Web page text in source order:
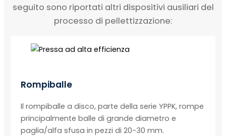
seguito sono riportati altri dispositivi ausiliari del
processo di pellettizzazione:
Rompiballe
Il rompiballe a disco, parte della serie YPPK, rompe
principalmente balle di grande diametro e
paglia/alfa sfusa in pezzi di 20-30 mm.